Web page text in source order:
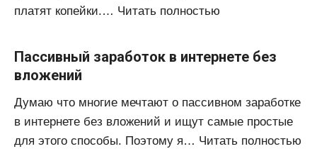
платят копейки.… Читать полностью
Пассивный заработок в интернете без
вложений
Думаю что многие мечтают о пассивном заработке
в интернете без вложений и ищут самые простые
для этого способы. Поэтому я… Читать полностью